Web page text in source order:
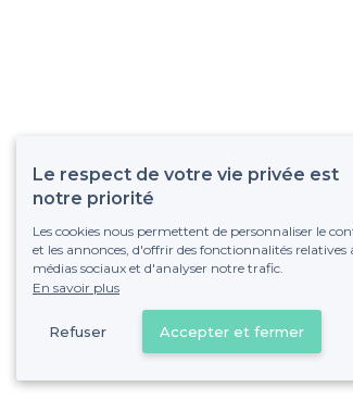
Le respect de votre vie privée est
notre priorité
Les cookies nous permettent de personnaliser le
et les annonces, d'offrir des fonctionnalités relatives
médias sociaux et d'analyser notre trafic.
En savoir plus
Refuser Accepter et fermer